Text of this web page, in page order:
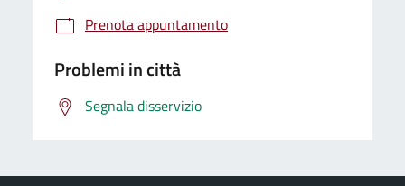
Prenota appuntamento
Problemi in città
Segnala disservizio